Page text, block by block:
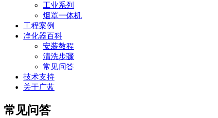
工业系列
烟罩一体机
工程案例
净化器百科
安装教程
清洗步骤
常见问答
技术支持
关于广蓝
常见问答